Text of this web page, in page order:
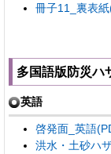
冊子11_裏表
多国語版防災ハ
英語
啓発面_英語
洪水・土砂ハ